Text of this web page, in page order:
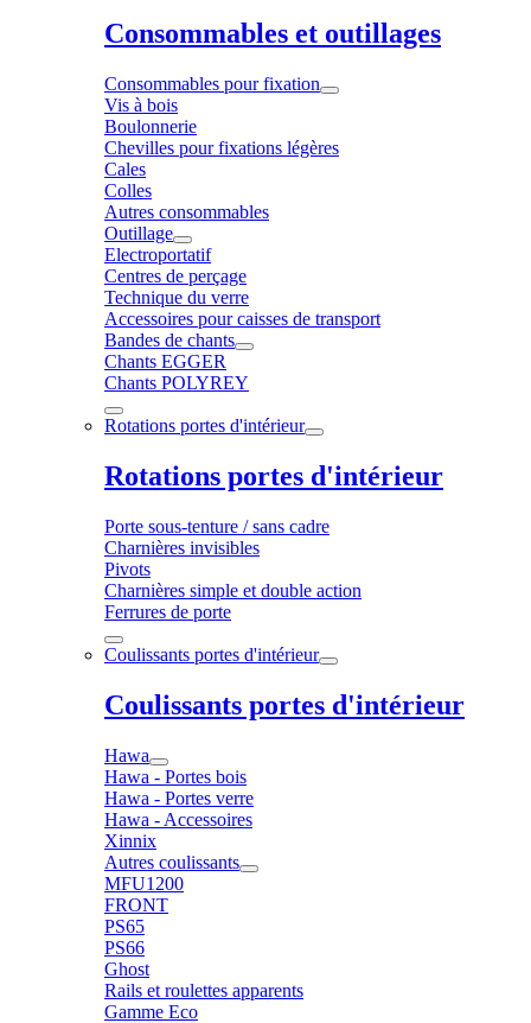
Consommables et outillages
Consommables pour fixation
Vis à bois
Boulonnerie
Chevilles pour fixations légères
Cales
Colles
Autres consommables
Outillage
Electroportatif
Centres de perçage
Technique du verre
Accessoires pour caisses de transport
Bandes de chants
Chants EGGER
Chants POLYREY
Rotations portes d'intérieur
Rotations portes d'intérieur
Porte sous-tenture / sans cadre
Charnières invisibles
Pivots
Charnières simple et double action
Ferrures de porte
Coulissants portes d'intérieur
Coulissants portes d'intérieur
Hawa
Hawa - Portes bois
Hawa - Portes verre
Hawa - Accessoires
Xinnix
Autres coulissants
MFU1200
FRONT
PS65
PS66
Ghost
Rails et roulettes apparents
Gamme Eco